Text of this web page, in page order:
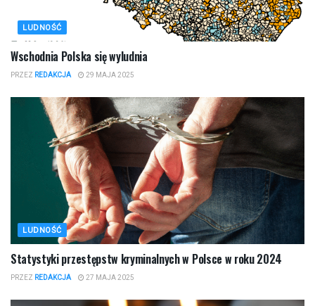
LUDNOŚĆ
Wschodnia Polska się wyludnia
PRZEZ REDAKCJA 29 MAJA 2025
LUDNOŚĆ
Statystyki przestępstw kryminalnych w Polsce w roku 2024
PRZEZ REDAKCJA 27 MAJA 2025